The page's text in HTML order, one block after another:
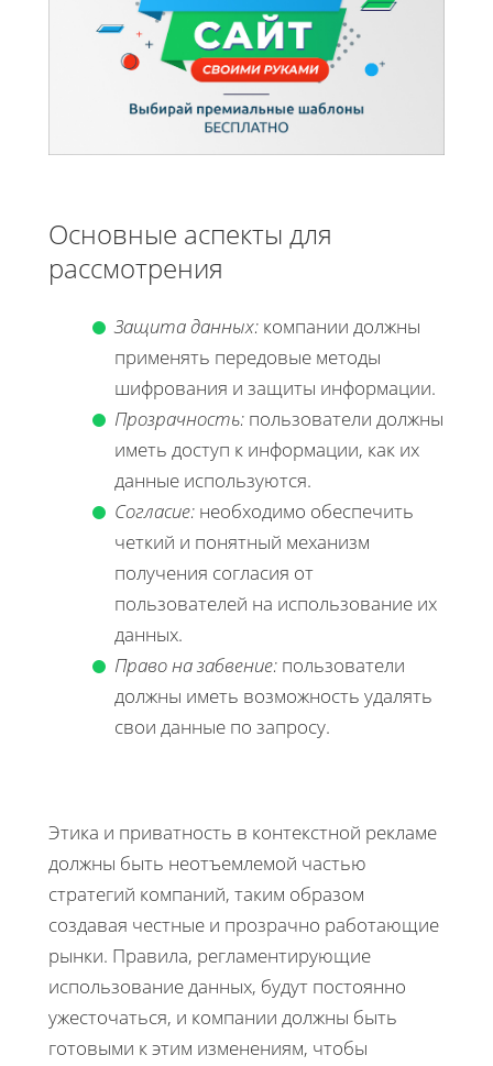
Основные аспекты для
рассмотрения
Защита данных: компании должны
применять передовые методы
шифрования и защиты информации.
Прозрачность: пользователи должны
иметь доступ к информации, как их
данные используются.
Согласие: необходимо обеспечить
четкий и понятный механизм
получения согласия от
пользователей на использование их
данных.
Право на забвение: пользователи
должны иметь возможность удалять
свои данные по запросу.
Этика и приватность в контекстной рекламе
должны быть неотъемлемой частью
стратегий компаний, таким образом
создавая честные и прозрачно работающие
рынки. Правила, регламентирующие
использование данных, будут постоянно
ужесточаться, и компании должны быть
готовыми к этим изменениям, чтобы